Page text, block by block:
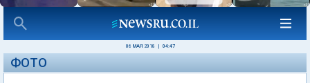
06 МАЯ 2018 04:47
ФОТО